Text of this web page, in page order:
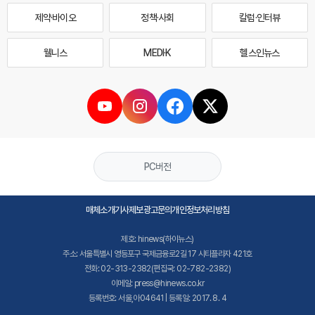
제약·바이오 정책·사회 칼럼·인터뷰
웰니스 MEDI·K 헬스인뉴스
PC버전
매체소개기사제보광고문의개인정보처리방침
제호: hinews(하이뉴스)
주소: 서울특별시 영등포구 국제금융로2길 17 시티플라자 421호
전화: 02-313-2382(편집국: 02-782-2382)
이메일: press@hinews.co.kr
등록번호: 서울,아04641 | 등록일: 2017. 8. 4